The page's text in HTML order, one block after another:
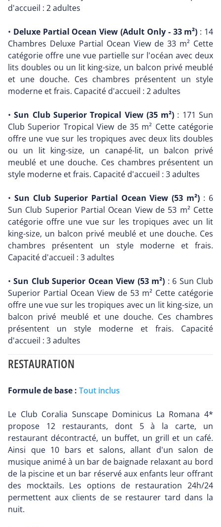
d'accueil : 2 adultes
• Deluxe Partial Ocean View (Adult Only - 33 m²) : 14
Chambres Deluxe Partial Ocean View de 33 m² Cette
catégorie offre une vue partielle sur l'océan avec deux
lits doubles ou un lit king-size, un balcon privé meublé
et une douche. Ces chambres présentent un style
moderne et frais. Capacité d'accueil : 2 adultes
•Sun Club Superior Tropical View (35 m²) : 171 Sun
Club Superior Tropical View de 35 m² Cette catégorie
offre une vue sur les tropiques avec deux lits doubles
ou un lit king-size, un canapé-lit, un balcon privé
meublé et une douche. Ces chambres présentent un
style moderne et frais. Capacité d'accueil : 3 adultes
• Sun Club Superior Partial Ocean View (53 m²) : 6
Sun Club Superior Partial Ocean View de 53 m² Cette
catégorie offre une vue sur les tropiques avec un lit
king-size, un balcon privé meublé et une douche. Ces
chambres présentent un style moderne et frais.
Capacité d'accueil : 3 adultes
•Sun Club Superior Ocean View (53 m²) : 6 Sun Club
Superior Partial Ocean View de 53 m² Cette catégorie
offre une vue sur les tropiques avec un lit king-size, un
balcon privé meublé et une douche. Ces chambres
présentent un style moderne et frais. Capacité
d'accueil : 3 adultes
RESTAURATION
Formule de base : Tout inclus
Le Club Coralia Sunscape Dominicus La Romana 4*
propose 12 restaurants, dont 5 à la carte, un
restaurant décontracté, un buffet, un grill et un café.
Ainsi que 10 bars et salons, allant d'un salon de
musique animé à un bar de baignade relaxant au bord
de la piscine et un bar réservé aux enfants leur offrant
des mocktails. Les options de restauration 24h/24
permettent aux clients de se restaurer tard dans la
nuit.